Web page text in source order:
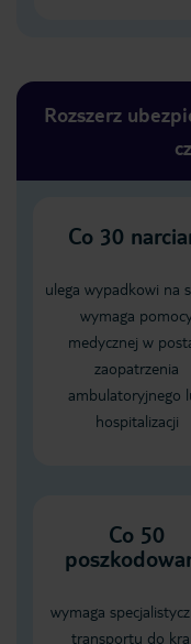
Rozszerz
Co 30
ulega wypadkowi na
wymaga
medycznej w
zaopatrzenia
ambulatoryjnego
hospitalizacji
Co 50
wymaga
transportu do